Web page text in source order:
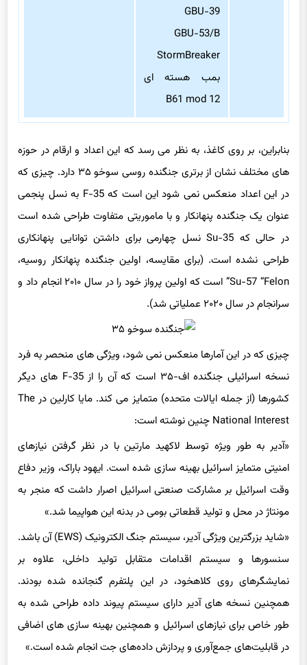
GBU-39
GBU-53/B
StormBreaker
بمب هسته ای
B61 mod 12
بنابراین، بر روی کاغذ، به نظر می رسد که این اعداد و ارقام در حوزه
های مختلف نشان از برتری جنگنده روسی سوخو ۳۵ دارد. چیزی که
در این اعداد منعکس نمی شود این است که F-35 به نسل پنجمی
عنوان یک جنگنده پنهانکار و با ماموریتی متفاوت طراحی شده است
در حالی که Su-35 نسل چهارمی برای داشتن توانایی پنهانکاری
طراحی نشده است. (برای مقایسه، اولین جنگنده پنهانکار روسیه،
Su-57 “Felon” است که اولین پرواز خود را در سال ۲۰۱۰ انجام داد و
سرانجام در سال ۲۰۲۰ عملیاتی شد).
چیزی که در این آمارها منعکس نمی شود، ویژگی های منحصر به فرد
نسخه اسرائیلی جنگنده اف-۳۵ است که آن را از F-35 های دیگر
کشورها (از جمله ایالات متحده) متمایز می کند. مایا کارلین در The
National Interest چنین نوشته است:
«آدیر به طور ویژه توسط لاکهید مارتین با در نظر گرفتن نیازهای
امنیتی متمایز اسرائیل بهینه سازی شده است. ایهود باراک، وزیر دفاع
وقت اسرائیل بر مشارکت صنعتی اسرائیل اصرار داشت که منجر به
مونتاژ در محل و تولید قطعاتی بومی در بدنه این هواپیما شد.»
«شاید بزرگترین ویژگی آدیر، سیستم جنگ الکترونیک (EWS) آن باشد.
سنسورها و سیستم اقدامات متقابل تولید داخلی، علاوه بر
نمایشگرهای روی کلاهخود، در این پلتفرم گنجانده شده بودند.
همچنین نسخه های آدیر دارای سیستم پیوند داده طراحی شده به
طور خاص برای نیازهای اسرائیل و همچنین بهینه سازی های اضافی
در قابلیت‌های جمع‌آوری و پردازش داده‌های جت انجام شده است.»